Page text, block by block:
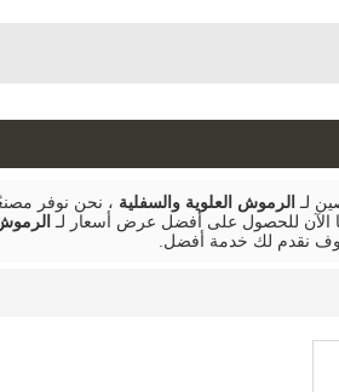
لـ الرموش العلوية والسفلية ، نحن نوفر
الآن للحصول على أفضل عرض أسعار لـ
نقدم لك خدمة أفضل.